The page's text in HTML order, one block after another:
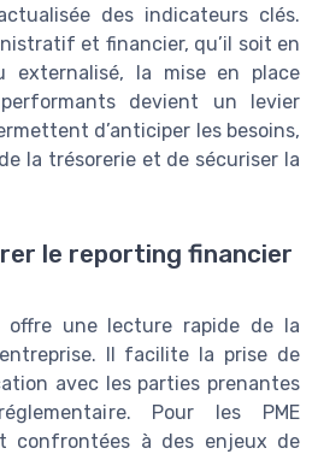
des indicateurs clés.
et financier, qu’il soit en
externalisé, la mise en place
devient un levier
d’anticiper les besoins,
la trésorerie et de sécuriser la
le reporting financier
offre une lecture rapide de la
Il facilite la prise de
avec les parties prenantes
Pour les PME
confrontées à des enjeux de